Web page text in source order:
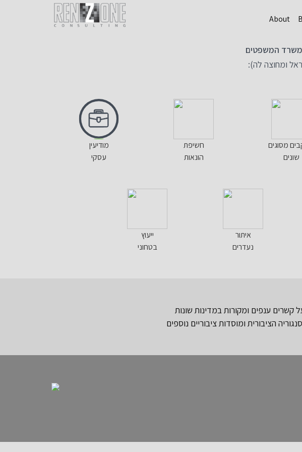
About
משרד המשפטים
ומחוצה לה):
מודיעין
עסקי
חשיפת
הונאות
מסוגים
שונים
ייעוץ
בטחוני
איתור
נעדרים
קשרים ענפים ומקורות במדינות שונות
הציבורית ומוסדות ציבוריים נוספים